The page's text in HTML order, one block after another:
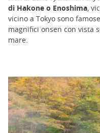
di Hakone o Enoshima,
vicino a Tokyo sono
magnifici onsen con vista
mare.